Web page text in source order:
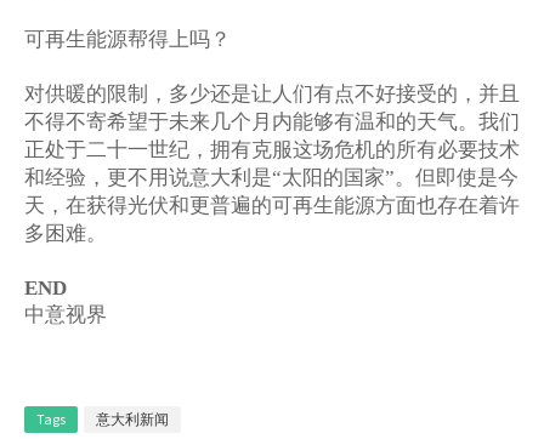
可再生能源帮得上吗？
对供暖的限制，多少还是让人们有点不好接受的，并且
不得不寄希望于未来几个月内能够有温和的天气。我们
正处于二十一世纪，拥有克服这场危机的所有必要技术
和经验，更不用说意大利是“太阳的国家”。但即使是今
天，在获得光伏和更普遍的可再生能源方面也存在着许
多困难。
END
中意视界
Tags 意大利新闻